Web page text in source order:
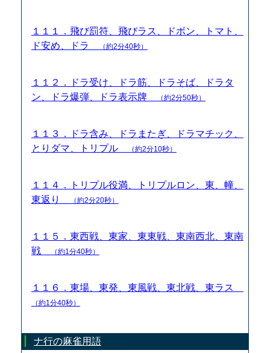
１１１．飛び罰符、飛びラス、ドボン、トマト、
ド安め、ドラ
（約2分40秒）
１１２．ドラ受け、ドラ筋、ドラそば、ドラタ
ン、ドラ爆弾、ドラ表示牌
（約2分50秒）
１１３．ドラ含み、ドラまたぎ、ドラマチック、
とりダマ、トリプル
（約2分10秒）
１１４．トリプル役満、トリプルロン、東、幢、
東返り
（約2分20秒）
１１５．東西戦、東家、東東戦、東南西北、東南
戦
（約1分40秒）
１１６．東場、東発、東風戦、東北戦、東ラス
（約1分40秒）
ナ行の麻雀用語